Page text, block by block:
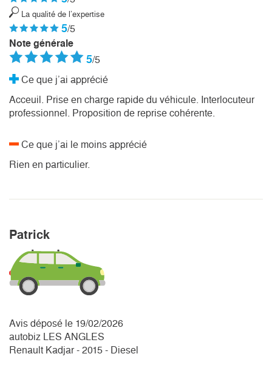
La qualité de l’expertise
5/5
Note générale
5/5
Ce que j’ai apprécié
Acceuil. Prise en charge rapide du véhicule. Interlocuteur
professionnel. Proposition de reprise cohérente.
Ce que j’ai le moins apprécié
Rien en particulier.
Patrick
Avis déposé le 19/02/2026
autobiz LES ANGLES
Renault Kadjar - 2015 - Diesel